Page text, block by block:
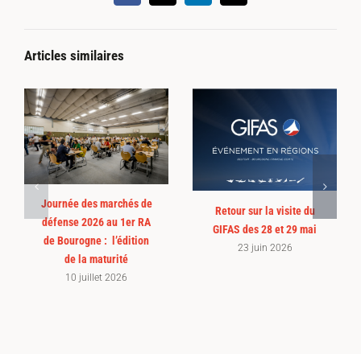
Articles similaires
Journée des marchés de
défense 2026 au 1er RA
de Bourogne : l’édition
de la maturité
10 juillet 2026
Retour sur la visite du
GIFAS des 28 et 29 mai
23 juin 2026